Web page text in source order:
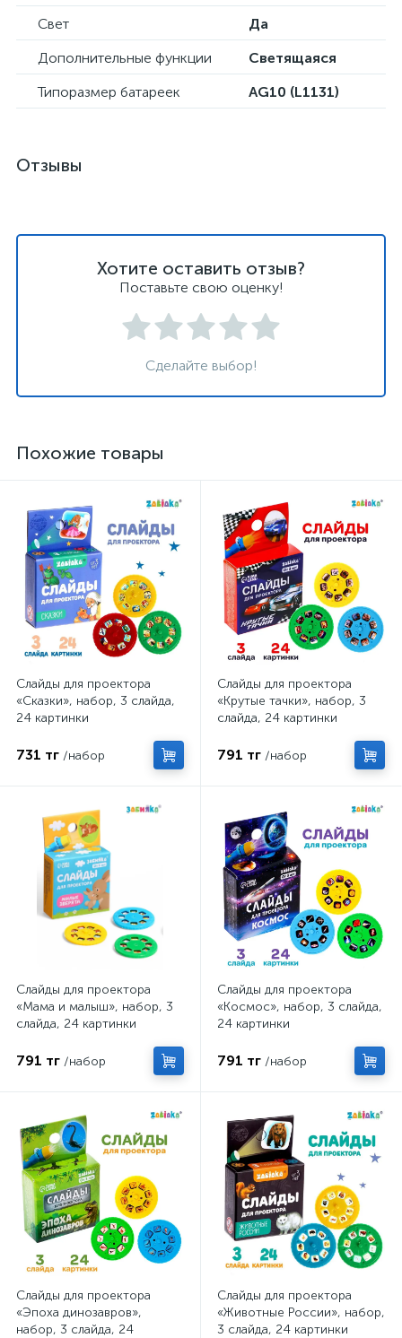
Свет
Да
Дополнительные функции
Светящаяся
Типоразмер батареек
AG10 (L1131)
Отзывы
Хотите оставить отзыв?
Поставьте свою оценку!
Сделайте выбор!
Похожие товары
Слайды для проектора
«Сказки», набор, 3 слайда,
24 картинки
731 тг /набор
Слайды для проектора
«Крутые тачки», набор, 3
слайда, 24 картинки
791 тг /набор
Слайды для проектора
«Мама и малыш», набор, 3
слайда, 24 картинки
791 тг /набор
Слайды для проектора
«Космос», набор, 3 слайда,
24 картинки
791 тг /набор
Слайды для проектора
«Эпоха динозавров»,
набор, 3 слайда, 24
Слайды для проектора
«Животные России», набор,
3 слайда, 24 картинки